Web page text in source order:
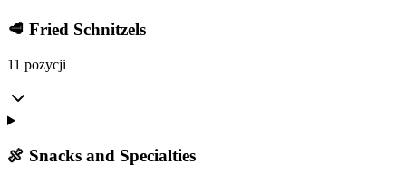
🥩 Fried Schnitzels
11 pozycji
🍖 Snacks and Specialties